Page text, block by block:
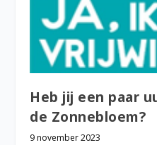
Heb jij een paar
de Zonnebloem?
9 november 2023